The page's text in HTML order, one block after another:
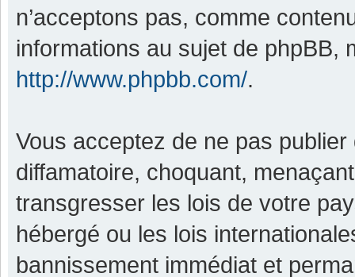
n’acceptons pas, comme
informations au sujet de phpBB,
http://www.phpbb.com/.
Vous acceptez de ne pas
diffamatoire, choquant,
transgresser les lois de votre
hébergé ou les lois
bannissement immédiat et